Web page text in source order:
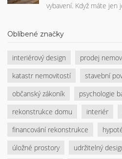
vybavení. Když máte jen
Oblíbené značky
interiérový design prodej
katastr nemovitostí
stavební
občanský zákoník
psychologie
rekonstrukce domu
interiér
financování rekonstrukce
úložné prostory
udržitelný